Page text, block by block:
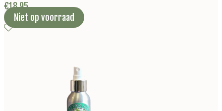
€18,95
Niet op voorraad